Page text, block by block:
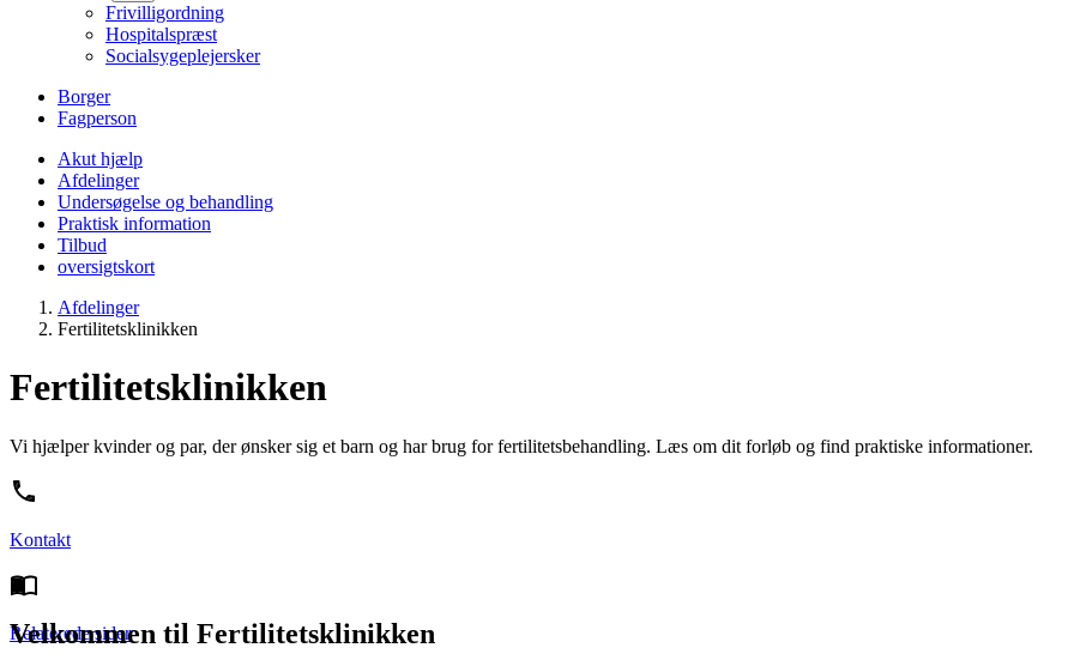
Frivilligordning
Hospitalspræst
Socialsygeplejersker
Borger
Fagperson
Akut hjælp
Afdelinger
Undersøgelse og behandling
Praktisk information
Tilbud
oversigtskort
Afdelinger
Fertilitetsklinikken
Fertilitetsklinikken
Vi hjælper kvinder og par, der ønsker sig et barn og har brug for fertilitetsbehandling. Læs om dit forløb og find praktiske informationer.
Kontakt
Relaterede sider
Velkommen til Fertilitetsklinikken